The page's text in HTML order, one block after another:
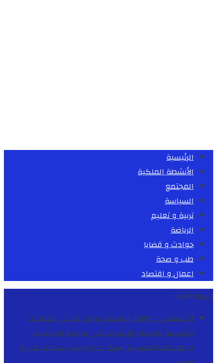
الرئيسية
الأنشطة الملكية
المجتمع
السياسة
تربية و تعليم
الرياضة
حوادث و قضايا
طب و صحة
اعمال و اقتصاد
شريط الأخبار
[ أغسطس 1, 2026 ]
الدكتور نوفل كديلي يتفقد 12
مؤسسة تعليمية للإشراف على مراقبة الداخليات
والمطاعم المدرسية بجهة الدار البيضاء-سطاتطب و